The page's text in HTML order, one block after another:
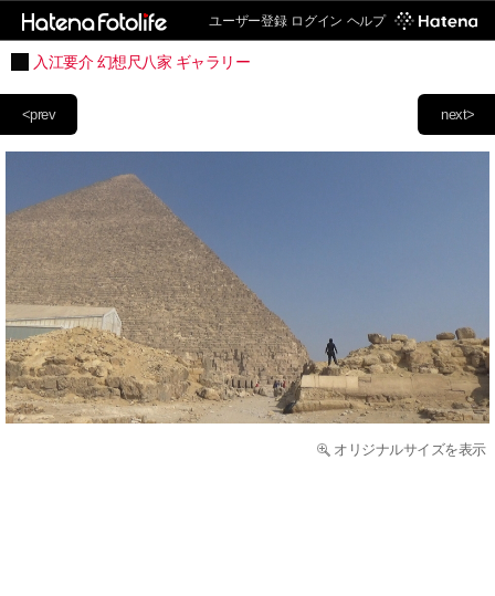
ユーザー登録 ログイン ヘルプ
入江要介 幻想尺八家 ギャラリー
next>
<prev
オリジナルサイズを表示